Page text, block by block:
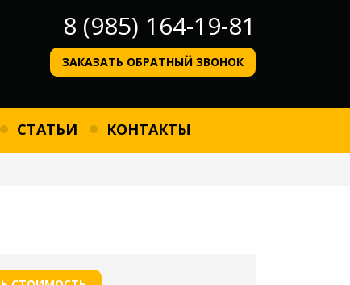
8 (985) 164-19-81
ЗАКАЗАТЬ ОБРАТНЫЙ ЗВОНОК
СТАТЬИ КОНТАКТЫ